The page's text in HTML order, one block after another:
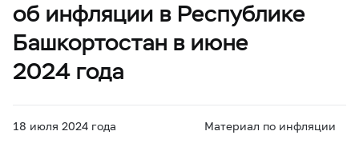
об инфляции в Республике
Башкортостан в июне
2024 года
18 июля 2024 года Материал по инфляции